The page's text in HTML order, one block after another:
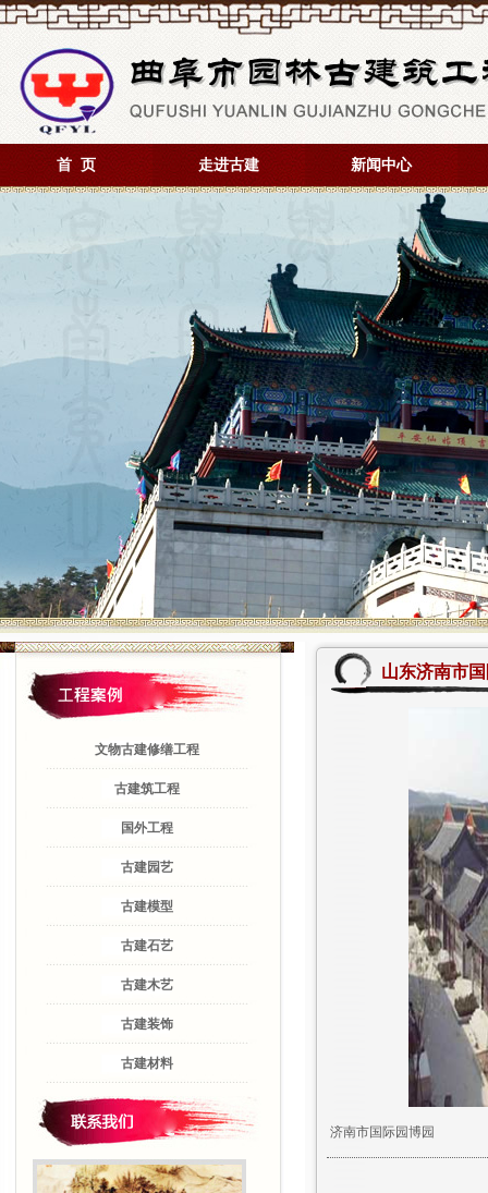
首 页 走进古建 新闻中心
文物古建修缮工程
古建筑工程
国外工程
古建园艺
古建模型
古建石艺
古建木艺
古建装饰
古建材料
山东济南市
济南市国际园博园